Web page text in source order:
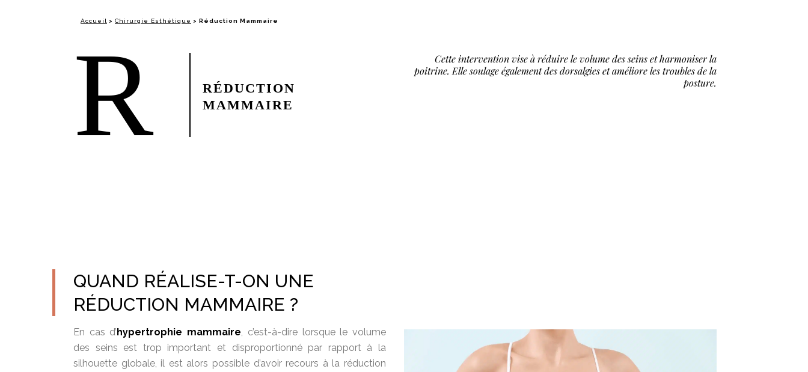
Accueil > Chirurgie Esthétique > Réduction Mammaire
R
RÉDUCTION
MAMMAIRE
Cette intervention vise à réduire le volume des seins et harmoniser la
poitrine. Elle soulage également des dorsalgies et améliore les troubles de la
posture.
QUAND RÉALISE-T-ON UNE
RÉDUCTION MAMMAIRE ?
En cas d’hypertrophie mammaire, c’est-à-dire lorsque le volume
des seins est trop important et disproportionné par rapport à la
silhouette globale, il est alors possible d’avoir recours à la réduction